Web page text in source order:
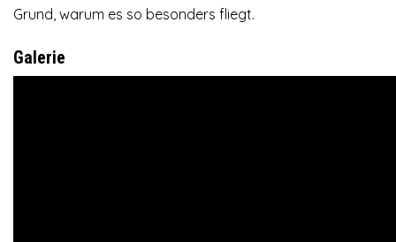
Grund, warum es so besonders fliegt.
Galerie